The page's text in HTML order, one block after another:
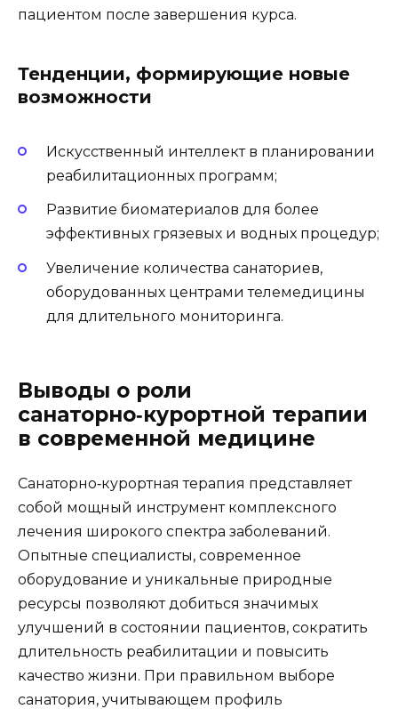
пациентом после завершения курса.
Тенденции, формирующие новые
возможности
Искусственный интеллект в планировании
реабилитационных программ;
Развитие биоматериалов для более
эффективных грязевых и водных процедур;
Увеличение количества санаториев,
оборудованных центрами телемедицины
для длительного мониторинга.
Выводы о роли
санаторно‑курортной терапии
в современной медицине
Санаторно‑курортная терапия представляет
собой мощный инструмент комплексного
лечения широкого спектра заболеваний.
Опытные специалисты, современное
оборудование и уникальные природные
ресурсы позволяют добиться значимых
улучшений в состоянии пациентов, сократить
длительность реабилитации и повысить
качество жизни. При правильном выборе
санатория, учитывающем профиль